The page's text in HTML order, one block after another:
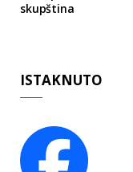
skupština
ISTAKNUTO